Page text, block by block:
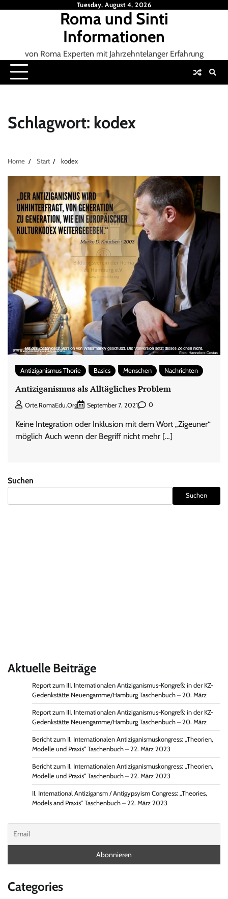
Tuesday, August 4, 2026
Roma und Sinti
Informationen
von Roma Experten mit Jahrzehntelanger Erfahrung
Schlagwort: kodex
Home Start kodex
Antiziganismus Thorie Basics Menschen Nachrichten
Antiziganismus als Alltägliches Problem
Orte.RomaEdu.org September 7, 2021 0
Keine Integration oder Inklusion mit dem Wort „Zigeuner“
möglich Auch wenn der Begriff nicht mehr […]
Suchen
Suchen
Aktuelle Beiträge
Report zum III. Internationalen Antiziganismus-Kongreß: in der KZ-
Gedenkstätte Neuengamme/Hamburg Taschenbuch – 20. März
Report zum III. Internationalen Antiziganismus-Kongreß: in der KZ-
Gedenkstätte Neuengamme/Hamburg Taschenbuch – 20. März
Bericht zum II. Internationalen Antiziganismuskongress: „Theorien,
Modelle und Praxis“ Taschenbuch – 22. März 2023
Bericht zum II. Internationalen Antiziganismuskongress: „Theorien,
Modelle und Praxis“ Taschenbuch – 22. März 2023
II. International Antizigansm / Antigypsyism Congress: „Theories,
Models and Praxis“ Taschenbuch – 22. März 2023
Categories